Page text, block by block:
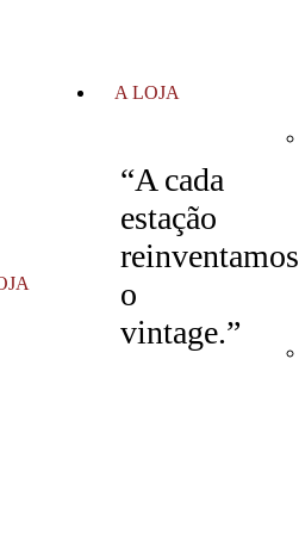
A LOJA
“A cada
estação
reinventamos
o
vintage.”